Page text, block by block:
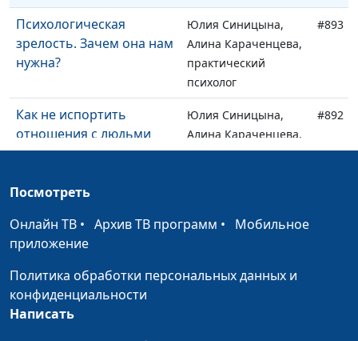
Психологическая
зрелость. Зачем она нам
нужна?
Юлия Синицына,
Алина Караченцева,
практический
психолог
#893
Как не испортить
отношения с людьми
Юлия Синицына,
Алина Караченцева,
практический
#892
Как научится принимать
других людей и не
обижаться
Алина Караченцева,
Конфликт братьев и
сестёр. Как вести себя
Посмотреть
Онлайн ТВ • Архив ТВ программ • Мобильное
приложение
Политика обработки персональных данных и
конфиденциальности
Написать